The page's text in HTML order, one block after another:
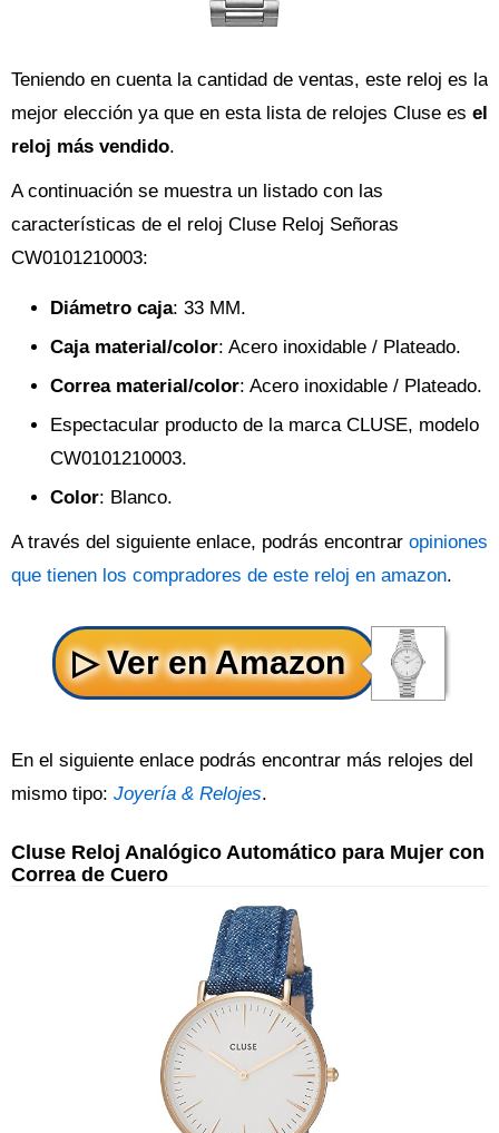
Teniendo en cuenta la cantidad de ventas, este reloj es la
mejor elección ya que en esta lista de relojes Cluse es el
reloj más vendido.
A continuación se muestra un listado con las
características de el reloj Cluse Reloj Señoras
CW0101210003:
Diámetro caja: 33 MM.
Caja material/color: Acero inoxidable / Plateado.
Correa material/color: Acero inoxidable / Plateado.
Espectacular producto de la marca CLUSE, modelo
CW0101210003.
Color: Blanco.
A través del siguiente enlace, podrás encontrar opiniones
que tienen los compradores de este reloj en amazon.
En el siguiente enlace podrás encontrar más relojes del
mismo tipo: Joyería & Relojes.
Cluse Reloj Analógico Automático para Mujer con
Correa de Cuero